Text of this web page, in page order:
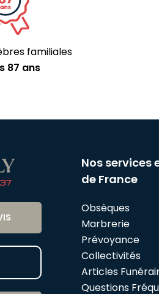
familiales
87 ans
Nos services
de France
Obsèques
Marbrerie
Prévoyance
Collectivités
Articles
Questions